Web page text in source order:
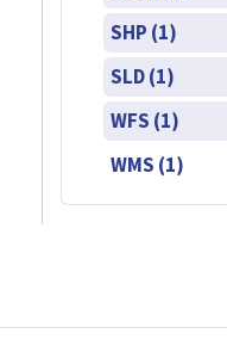
SHP (1)
SLD (1)
WFS (1)
WMS (1)